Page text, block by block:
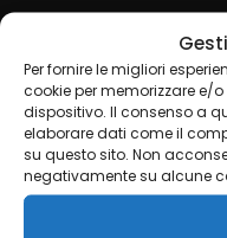
Per fornire le migliori
cookie per memorizzare e/
dispositivo. Il consenso a
elaborare dati come il
su questo sito. Non
negativamente su alcune
Imbianchino
L’Imbianchino
imbiancatura e
elimina muffa
CONTATTACI PER